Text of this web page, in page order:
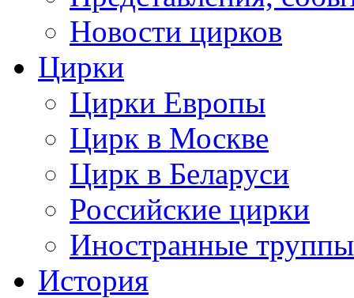
Новости цирков
Цирки
Цирки Европы
Цирк в Москве
Цирк в Беларуси
Российские цирки
Иностранные труппы
История